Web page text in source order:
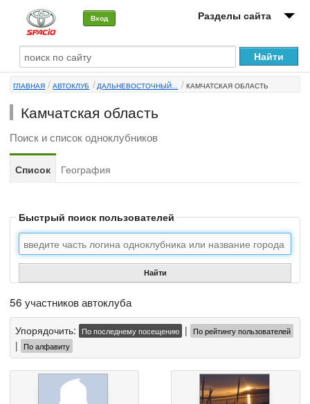
Вход Разделы сайта
О машине
Автоклуб
Форумы
Сервисы и услуги
ГЛАВНАЯ АВТОКЛУБ ДАЛЬНЕВОСТОЧНЫЙ... КАМЧАТСКАЯ ОБЛАСТЬ
Камчатская область
Поиск и список одноклубников
Список География
Быстрый поиск пользователей
Найти
56 участников автоклуба
Упорядочить: По последнему посещению | По рейтингу пользователей
| По алфавиту